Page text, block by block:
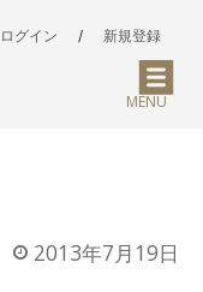
ログイン / 新規登録
MENU
2013年7月19日